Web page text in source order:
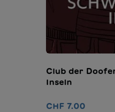
Club der
Inseln
CHF 7.00